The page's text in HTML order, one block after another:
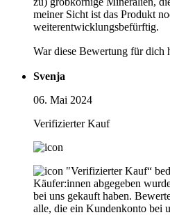
meiner Sicht ist das Produkt
weiterentwicklungsbefürftig.
War diese Bewertung für dich
Svenja
06. Mai 2024
Verifizierter Kauf
"Verifizierter Kauf“
Käufer:innen abgegeben
bei uns gekauft haben.
alle, die ein Kundenkonto bei